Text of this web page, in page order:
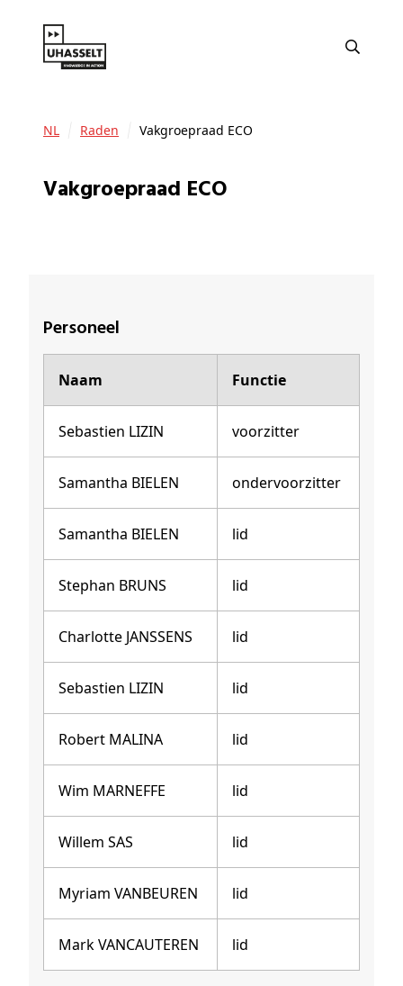
NL Raden Vakgroepraad ECO
Vakgroepraad ECO
Personeel
Naam Functie
Sebastien LIZIN voorzitter
Samantha BIELEN ondervoorzitter
Samantha BIELEN lid
Stephan BRUNS lid
Charlotte JANSSENS lid
Sebastien LIZIN lid
Robert MALINA lid
Wim MARNEFFE lid
Willem SAS lid
Myriam VANBEUREN lid
Mark VANCAUTEREN lid